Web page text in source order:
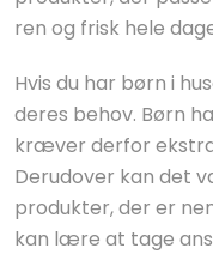
ren og frisk hele
Hvis du har børn i
deres behov. Børn
kræver derfor
Derudover kan det
produkter, der er
kan lære at tage